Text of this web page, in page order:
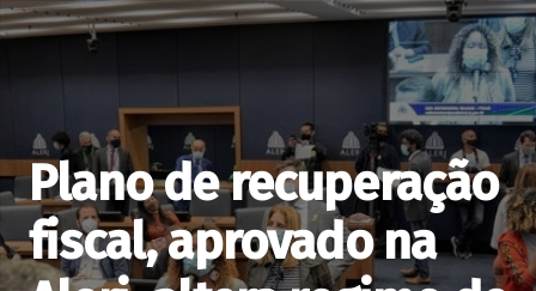
Plano de recuperação
fiscal, aprovado na